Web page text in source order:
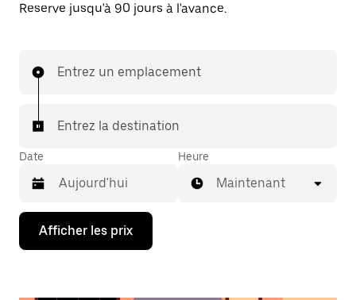
Reserve jusqu'à 90 jours à l'avance.
Entrez un emplacement
Entrez la destination
Date
Appuyez
la
Heure
Maintenant
Afficher les prix